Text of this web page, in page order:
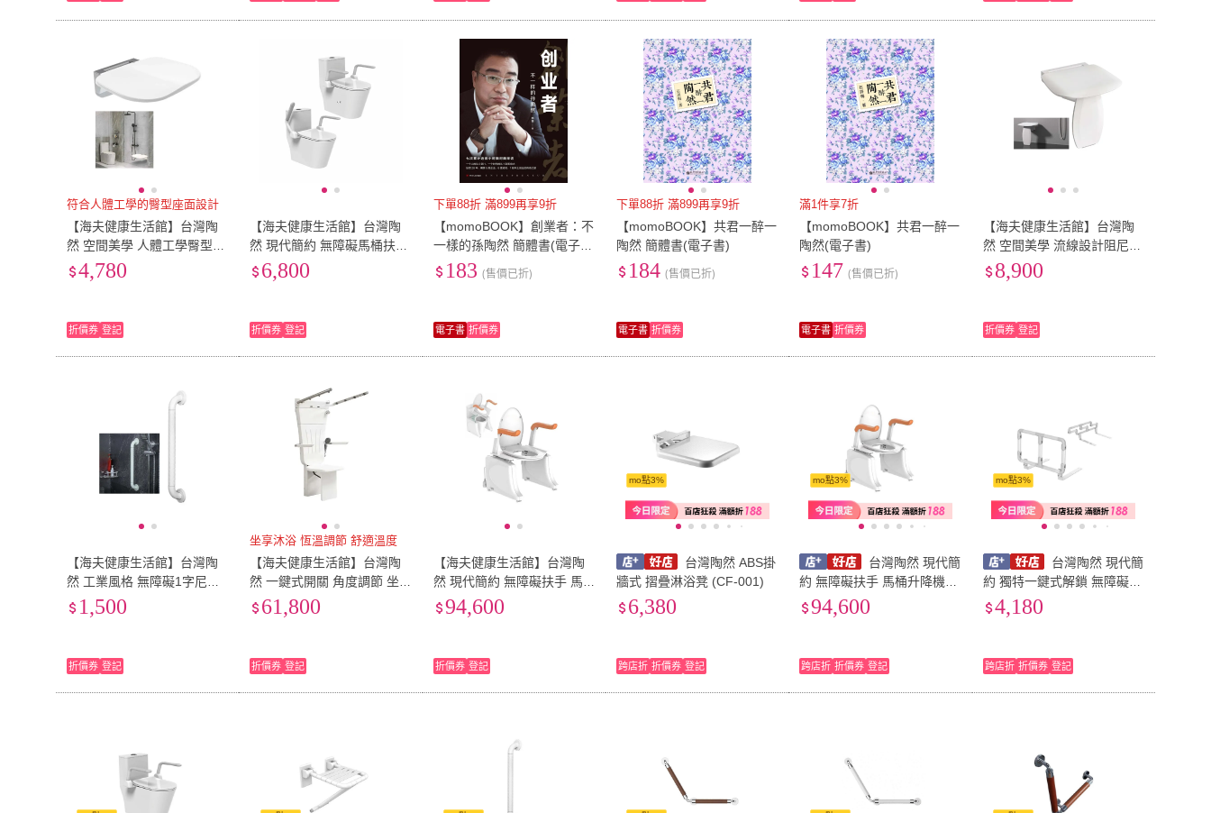
符合人體工學的臀型座面設計
【海夫健康生活館】台灣陶
然 空間美學 人體工學臀型座
面 摺疊淋浴凳(CF-006-1)
4,780
折價券 登記
【海夫健康生活館】台灣陶
然 現代簡約 無障礙馬桶扶手
(CF108-1)
6,800
折價券 登記
下單88折 滿899再享9折
【momoBOOK】創業者：不
一樣的孫陶然 簡體書(電子
書)183 (售價已折)
電子書 折價券
下單88折 滿899再享9折
【momoBOOK】共君一醉一
陶然 簡體書(電子書)
184 (售價已折)
電子書 折價券
滿1件享7折
【momoBOOK】共君一醉一
陶然(電子書)
147 (售價已折)
電子書 折價券
【海夫健康生活館】台灣陶
然 空間美學 流線設計阻尼緩
降 摺疊淋浴凳(CF-088)
8,900
折價券 登記
【海夫健康生活館】台灣陶
然 工業風格 無障礙1字尼龍
扶手 500mm 雙包裝(CF-104
1,500
折價券 登記
坐享沐浴 恆溫調節 舒適溫度
【海夫健康生活館】台灣陶
然 一鍵式開關 角度調節 坐
式恆溫淋浴器(CF-802)
61,800
折價券 登記
【海夫健康生活館】台灣陶
然 現代簡約 無障礙扶手 馬
桶升降機(CF-110)
94,600
折價券 登記
mo點3%
台灣陶然 ABS掛
牆式 摺疊淋浴凳 (CF-001)
6,380
跨店折 折價券 登記
mo點3%
台灣陶然 現代簡
約 無障礙扶手 馬桶升降機(C
F-110)
94,600
跨店折 折價券 登記
mo點3%
台灣陶然 現代簡
約 獨特一鍵式解鎖 無障礙床
邊扶手 (CF-109)
4,180
跨店折 折價券 登記